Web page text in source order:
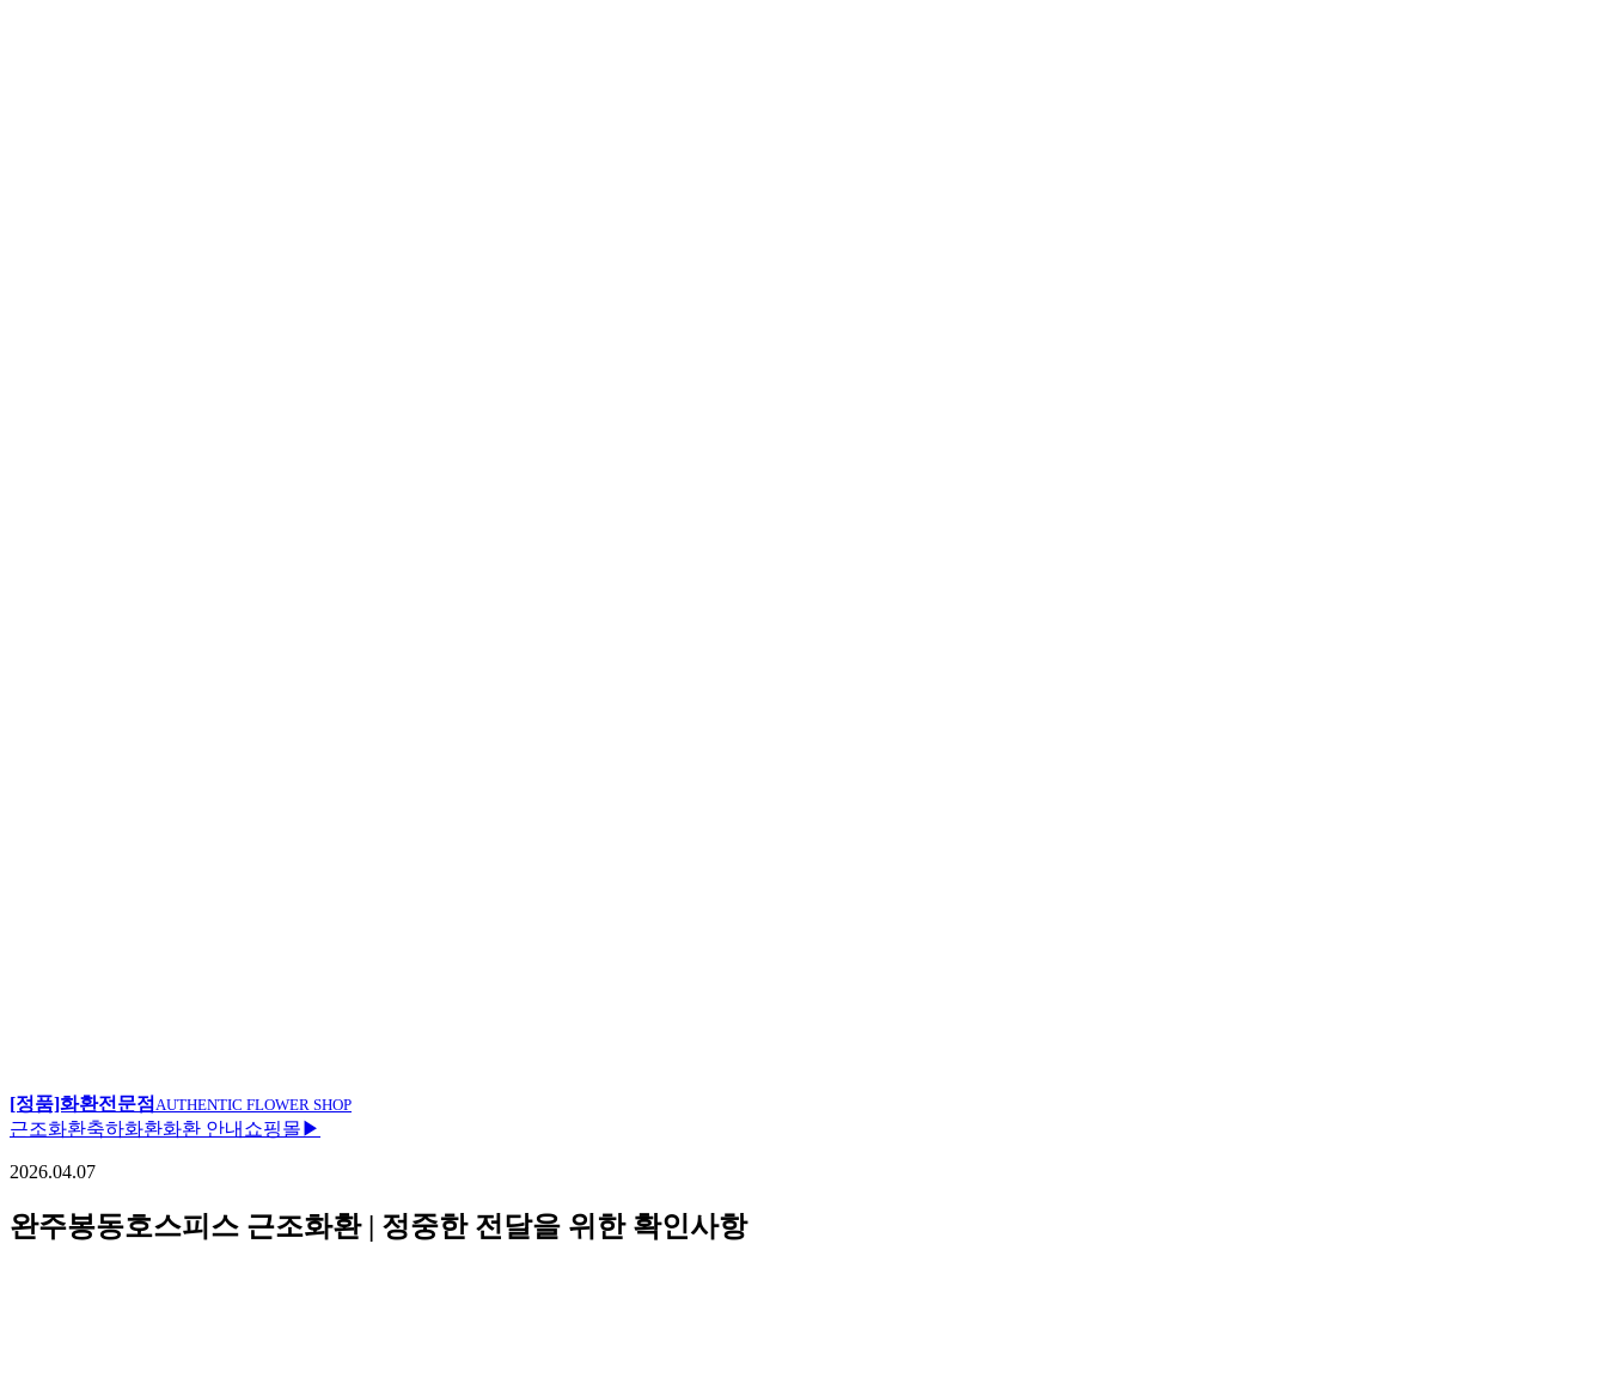
[정품]화환전문점 AUTHENTIC FLOWER SHOP
근조화환축하화환화환 안내 쇼핑몰▶
2026.04.07
완주봉동호스피스 근조화환 | 정중한 전달을 위한 확인사항